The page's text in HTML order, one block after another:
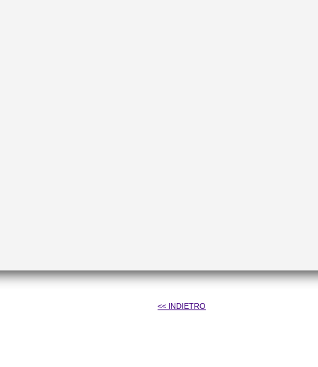
<< INDIETRO